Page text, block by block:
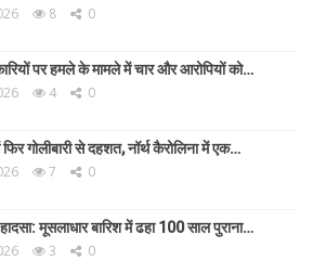
8 0
पर हमले के मामले में चार और आरोपियों को…
4 0
गोलीबारी से दहशत, नॉर्थ कैरोलिना में एक…
7 0
मूसलाधार बारिश में ढहा 100 साल पुराना…
3 0